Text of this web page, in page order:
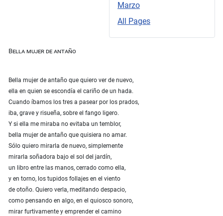
Marzo
All Pages
Bella mujer de antaño
Bella mujer de antaño que quiero ver de nuevo,
ella en quien se escondía el cariño de un hada.
Cuando íbamos los tres a pasear por los prados,
iba, grave y risueña, sobre el fango ligero.
Y si ella me miraba no evitaba un temblor,
bella mujer de antaño que quisiera no amar.
Sólo quiero mirarla de nuevo, simplemente
mirarla soñadora bajo el sol del jardín,
un libro entre las manos, cerrado como ella,
y en torno, los tupidos follajes en el viento
de otoño. Quiero verla, meditando despacio,
como pensando en algo, en el quiosco sonoro,
mirar furtivamente y emprender el camino